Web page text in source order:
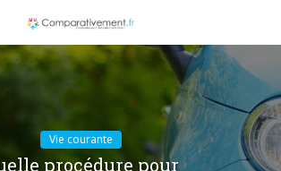
Vie courante
procédure pour